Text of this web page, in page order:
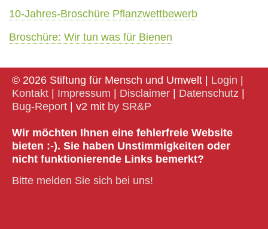
10-Jahres-Broschüre Pflanzwettbewerb
Broschüre: Wir tun was für Bienen
© 2026 Stiftung für Mensch und Umwelt | Login |
Kontakt | Impressum | Disclaimer | Datenschutz |
Bug-Report | v2 mit by SR&P
Wir möchten Ihnen eine fehlerfreie Website
bieten :-). Sie haben Unstimmigkeiten oder
nicht funktionierende Links bemerkt?
Bitte melden Sie sich bei uns!